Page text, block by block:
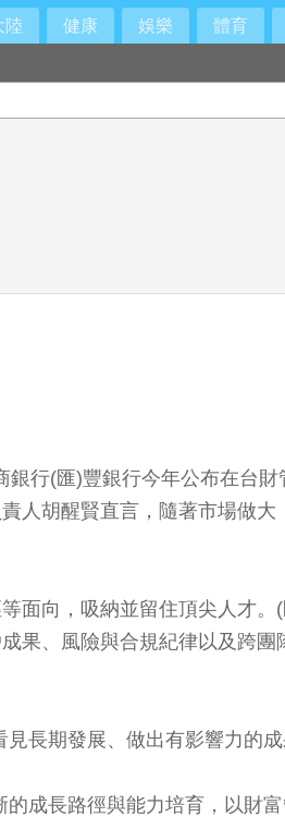
陸 健康 娛樂 體育
行(匯)豐銀行今年公布在台
人胡醒賢直言，隨著市場做
面向，吸納並留住頂尖人才
果、風險與合規紀律以及跨
長期發展、做出有影響力的
成長路徑與能力培育，以財